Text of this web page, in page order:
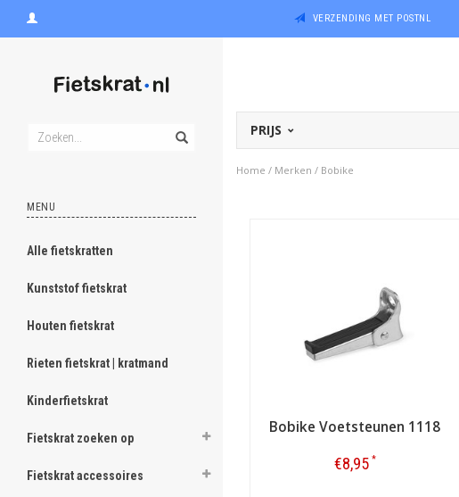
VERZENDING MET POSTNL
MENU
Alle fietskratten
Kunststof fietskrat
Houten fietskrat
Rieten fietskrat | kratmand
Kinderfietskrat
Fietskrat zoeken op
Fietskrat accessoires
PRIJS
Home / Merken / Bobike
Bobike Voetsteunen 1118
€8,95 *